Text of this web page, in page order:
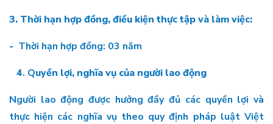
3. Thời hạn hợp đồng, điều kiện thực tập và làm việc:
- Thời hạn hợp đồng: 03 năm
4. Quyền lợi, nghĩa vụ của người lao động
Người lao động được hưởng đầy đủ các quyền lợi và
thực hiện các nghĩa vụ theo quy định pháp luật Việt